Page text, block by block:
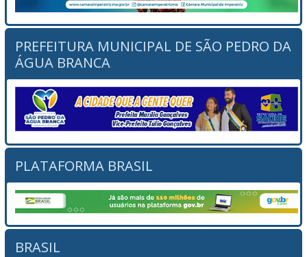
PREFEITURA MUNICIPAL DE SÃO PEDRO DA
ÁGUA BRANCA
PLATAFORMA BRASIL
BRASIL